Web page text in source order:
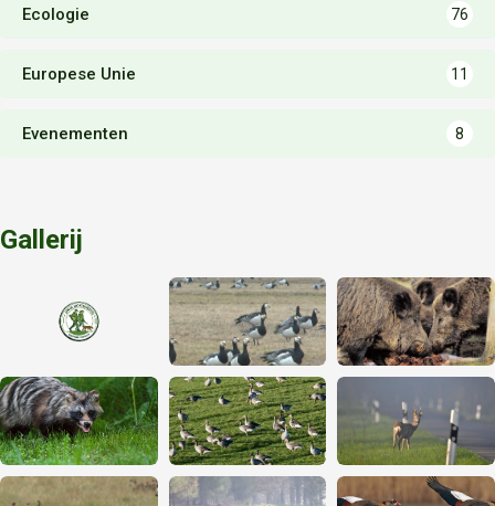
Ecologie 76
Europese Unie 11
Evenementen 8
Gallerij